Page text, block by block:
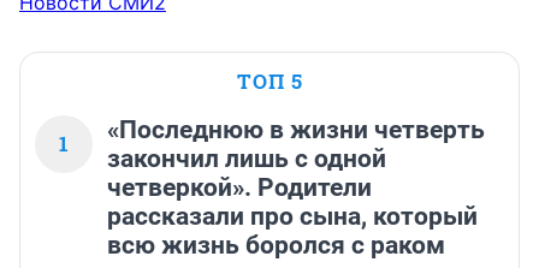
ТОП 5
1
«Последнюю в жизни четверть
закончил лишь с одной
четверкой». Родители
рассказали про сына, который
всю жизнь боролся с раком